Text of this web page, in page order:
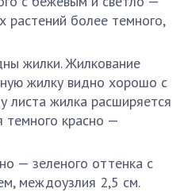
растений более темного,
жилки. Жилкование
жилку видно хорошо с
листа жилка расширяется
темного красно —
— зеленого оттенка с
междоузлия 2,5 см.